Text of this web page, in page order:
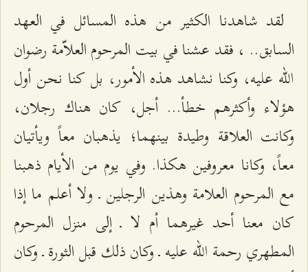
لقد شاهدنا الكثير من هذه المسائل في العهد
السابق.. ، فقد عشنا في بيت المرحوم العلاّمة رضوان
الله عليه، وكنا نشاهد هذه الأمور، بل كنا نحن أول
هؤلاء وأكثرهم خطأ... أجل، كان هناك رجلان،
وكانت العلاقة وطيدة بينهما؛ يذهبان معاً ويأتيان
معاً، وكانا معروفين هكذا. وفي يوم من الأيام ذهبنا
مع المرحوم العلامة وهذين الرجلين ـ ولا أعلم ما إذا
كان معنا أحد غيرهما أم لا ـ إلى منزل المرحوم
المطهري رحمة الله عليه ـ وكان ذلك قبل الثورة ـ وكان